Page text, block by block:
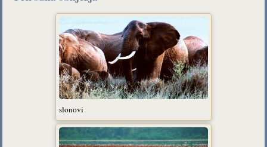
slonovi